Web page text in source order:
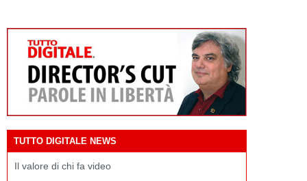
TUTTO DIGITALE NEWS
Il valore di chi fa video